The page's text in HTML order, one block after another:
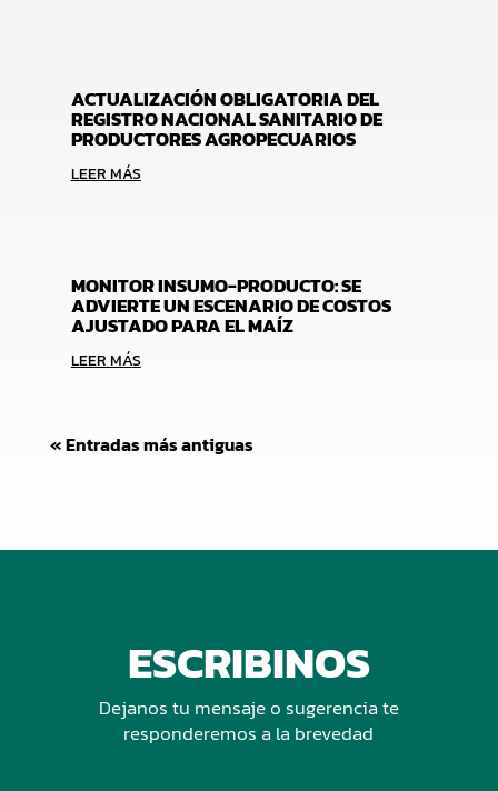
ACTUALIZACIÓN OBLIGATORIA DEL
REGISTRO NACIONAL SANITARIO DE
PRODUCTORES AGROPECUARIOS
LEER MÁS
MONITOR INSUMO-PRODUCTO: SE
ADVIERTE UN ESCENARIO DE COSTOS
AJUSTADO PARA EL MAÍZ
LEER MÁS
« Entradas más antiguas
ESCRIBINOS
Dejanos tu mensaje o sugerencia te
responderemos a la brevedad